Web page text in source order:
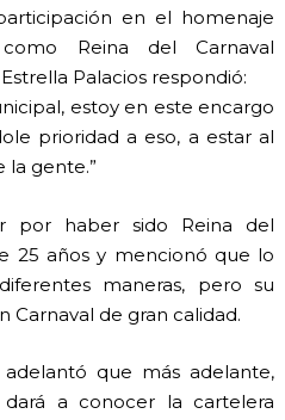
en el homenaje
Reina del Carnaval
Palacios respondió:
estoy en este encargo
prioridad a eso, a estar al
gente.”
por haber sido Reina del
25 años y mencionó que lo
maneras, pero su
Carnaval de gran calidad.
que más adelante,
a conocer la cartelera